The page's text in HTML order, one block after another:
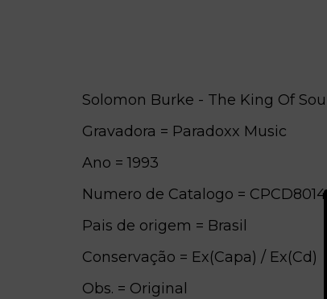
Solomon Burke - The King Of Soul
Gravadora = Paradoxx Music
Ano = 1993
Numero de Catalogo = CPCD8014
Pais de origem = Brasil
Conservação = Ex(Capa) / Ex(Cd)
Obs. = Original